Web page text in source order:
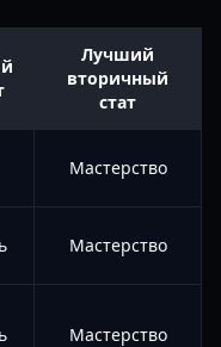
Лучший
вторичный
стат
Мастерство
Мастерство
Мастерство